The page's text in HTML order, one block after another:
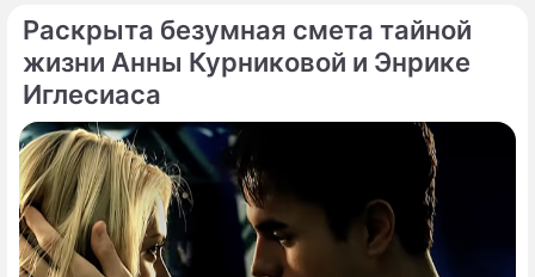
формами, однако ее свежие снимки
спровоцировали настоящую бурю в Сети.
Раскрыта безумная смета тайной
жизни Анны Курниковой и Энрике
Иглесиаса